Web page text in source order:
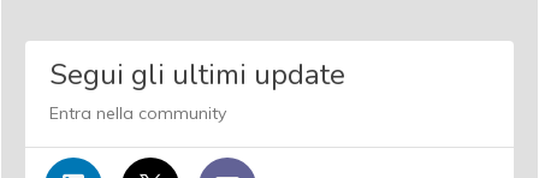
Segui gli ultimi update
Entra nella community